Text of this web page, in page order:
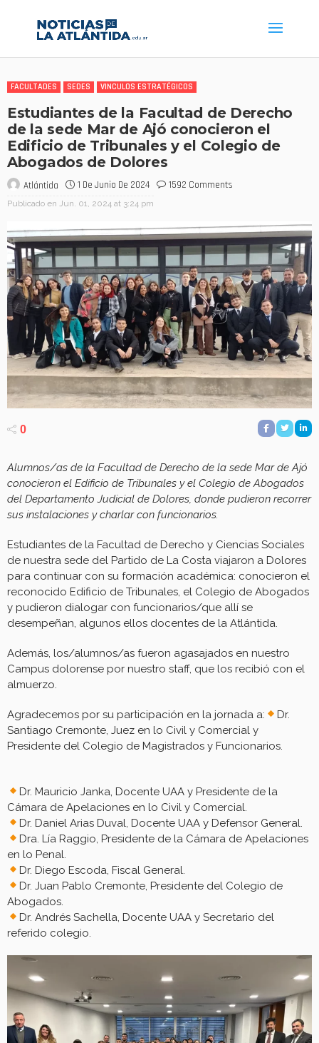
FACULTADES SEDES VINCULOS ESTRATÉGICOS
Estudiantes de la Facultad de Derecho
de la sede Mar de Ajó conocieron el
Edificio de Tribunales y el Colegio de
Abogados de Dolores
Atlántida 1 De Junio De 2024 1592 Comments
Publicado en Jun. 01, 2024 at 3:24 pm
0
Alumnos/as de la Facultad de Derecho de la sede Mar de Ajó
conocieron el Edificio de Tribunales y el Colegio de Abogados
del Departamento Judicial de Dolores, donde pudieron recorrer
sus instalaciones y charlar con funcionarios.
Estudiantes de la Facultad de Derecho y Ciencias Sociales
de nuestra sede del Partido de La Costa viajaron a Dolores
para continuar con su formación académica: conocieron el
reconocido Edificio de Tribunales, el Colegio de Abogados
y pudieron dialogar con funcionarios/que allí se
desempeñan, algunos ellos docentes de la Atlántida.
Además, los/alumnos/as fueron agasajados en nuestro
Campus dolorense por nuestro staff, que los recibió con el
almuerzo.
Agradecemos por su participación en la jornada a:
Dr.
Santiago Cremonte, Juez en lo Civil y Comercial y
Presidente del Colegio de Magistrados y Funcionarios.
Dr. Mauricio Janka, Docente UAA y Presidente de la
Cámara de Apelaciones en lo Civil y Comercial.
Dr. Daniel Arias Duval, Docente UAA y Defensor General.
Dra. Lía Raggio, Presidente de la Cámara de Apelaciones
en lo Penal.
Dr. Diego Escoda, Fiscal General.
Dr. Juan Pablo Cremonte, Presidente del Colegio de
Abogados.
Dr. Andrés Sachella, Docente UAA y Secretario del
referido colegio.